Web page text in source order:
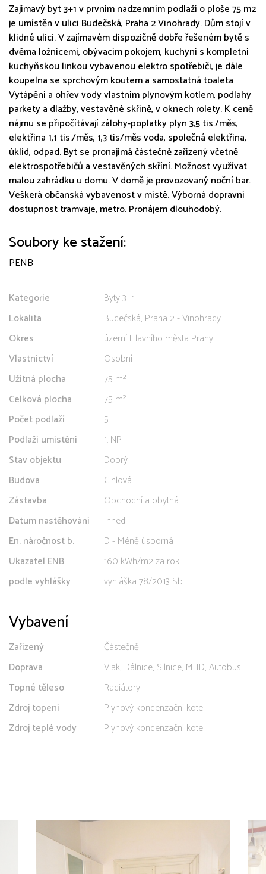
Zajímavý byt 3+1 v prvním nadzemním podlaží o ploše 75 m2
je umístěn v ulici Budečská, Praha 2 Vinohrady. Dům stojí v
klidné ulici. V zajímavém dispozičně dobře řešeném bytě s
dvěma ložnicemi, obývacím pokojem, kuchyní s kompletní
kuchyňskou linkou vybavenou elektro spotřebiči, je dále
koupelna se sprchovým koutem a samostatná toaleta
Vytápění a ohřev vody vlastním plynovým kotlem, podlahy
parkety a dlažby, vestavěné skříně, v oknech rolety. K ceně
nájmu se připočítávají zálohy-poplatky plyn 3,5 tis./měs,
elektřina 1,1 tis./měs, 1,3 tis/měs voda, společná elektřina,
úklid, odpad. Byt se pronajímá částečně zařízený včetně
elektrospotřebičů a vestavěných skříní. Možnost využívat
malou zahrádku u domu. V domě je provozovaný noční bar.
Veškerá občanská vybavenost v místě. Výborná dopravní
dostupnost tramvaje, metro. Pronájem dlouhodobý.
Soubory ke stažení:
PENB
Kategorie
Byty 3+1
Lokalita
Budečská, Praha 2 - Vinohrady
Okres
území Hlavního města Prahy
Vlastnictví
Osobní
Užitná plocha
75 m²
Celková plocha
75 m²
Počet podlaží
5
Podlaží umístění
1. NP
Stav objektu
Dobrý
Budova
Cihlová
Zástavba
Obchodní a obytná
Datum nastěhování
Ihned
En. náročnost b.
D - Méně úsporná
Ukazatel ENB
160 kWh/m2 za rok
podle vyhlášky
vyhláška 78/2013 Sb
Vybavení
Zařízený
Částečně
Doprava
Vlak, Dálnice, Silnice, MHD, Autobus
Topné těleso
Radiátory
Zdroj topení
Plynový kondenzační kotel
Zdroj teplé vody
Plynový kondenzační kotel